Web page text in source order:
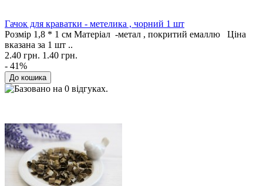
Гачок для краватки - метелика , чорний 1 шт
Розмір 1,8 * 1 см Матеріал -метал , покритий емаллю Ціна
вказана за 1 шт ..
2.40 грн. 1.40 грн.
- 41%